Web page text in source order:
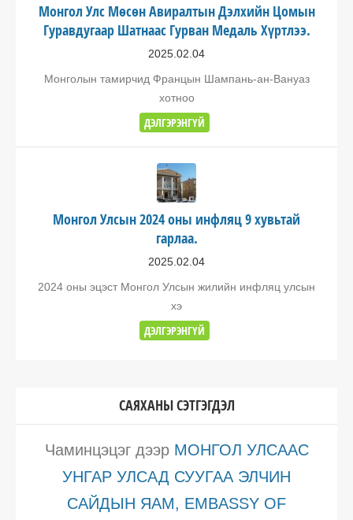
Монгол Улс Мөсөн Авиралтын Дэлхийн Цомын
Гуравдугаар Шатнаас Гурван Медаль Хүртлээ.
2025.02.04
Монголын тамирчид Францын Шампань-ан-Вануаз
хотноо
ДЭЛГЭРЭНГҮЙ
Монгол Улсын 2024 оны инфляц 9 хувьтай
гарлаа.
2025.02.04
2024 оны эцэст Монгол Улсын жилийн инфляц улсын
хэ
ДЭЛГЭРЭНГҮЙ
САЯХАНЫ СЭТГЭГДЭЛ
Чаминцэцэгдээр МОНГОЛ УЛСААС
УНГАР УЛСАД СУУГАА ЭЛЧИН
САЙДЫН ЯАМ, EMBASSY OF